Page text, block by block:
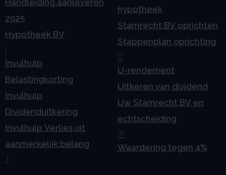
Handleiding aanleveren
2025
Hypotheek BV
Invulhulp
Belastingkorting
Invulhulp
Dividenduitkering
Invulhulp Verlies uit
aanmerkelijk belang
J
hypotheek
Stamrecht BV oprichten
Stappenplan oprichting
U
U-rendement
Uitkeren van dividend
Uw Stamrecht BV en
echtscheiding
W
Waardering tegen 4%